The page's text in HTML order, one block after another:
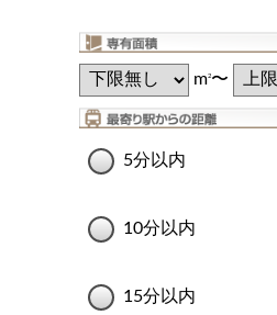
m2〜
5分以内
10分以内
15分以内